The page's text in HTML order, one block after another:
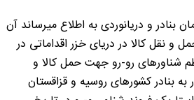
بنادر و دریانوردی به اطلاع میرساند آن
و نقل کالا در دریای خزر اقداماتی در
شناورهای رو-رو جهت حمل کالا و
به بنادر کشورهای روسیه و قزاقستان